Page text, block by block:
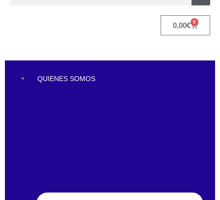
0,00€ 0
QUIENES SOMOS